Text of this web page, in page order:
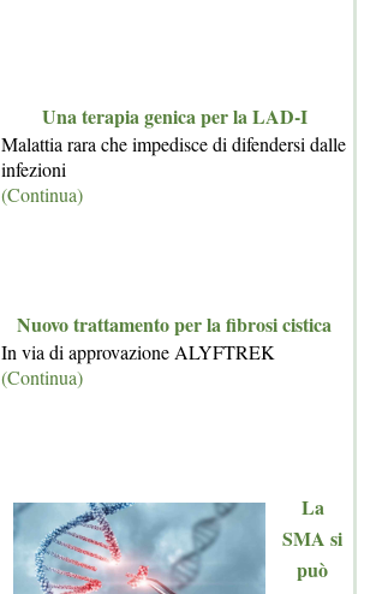
Una terapia genica per la LAD-I
Malattia rara che impedisce di difendersi dalle
infezioni
(Continua)
Nuovo trattamento per la fibrosi cistica
In via di approvazione ALYFTREK
(Continua)
La
SMA si
può